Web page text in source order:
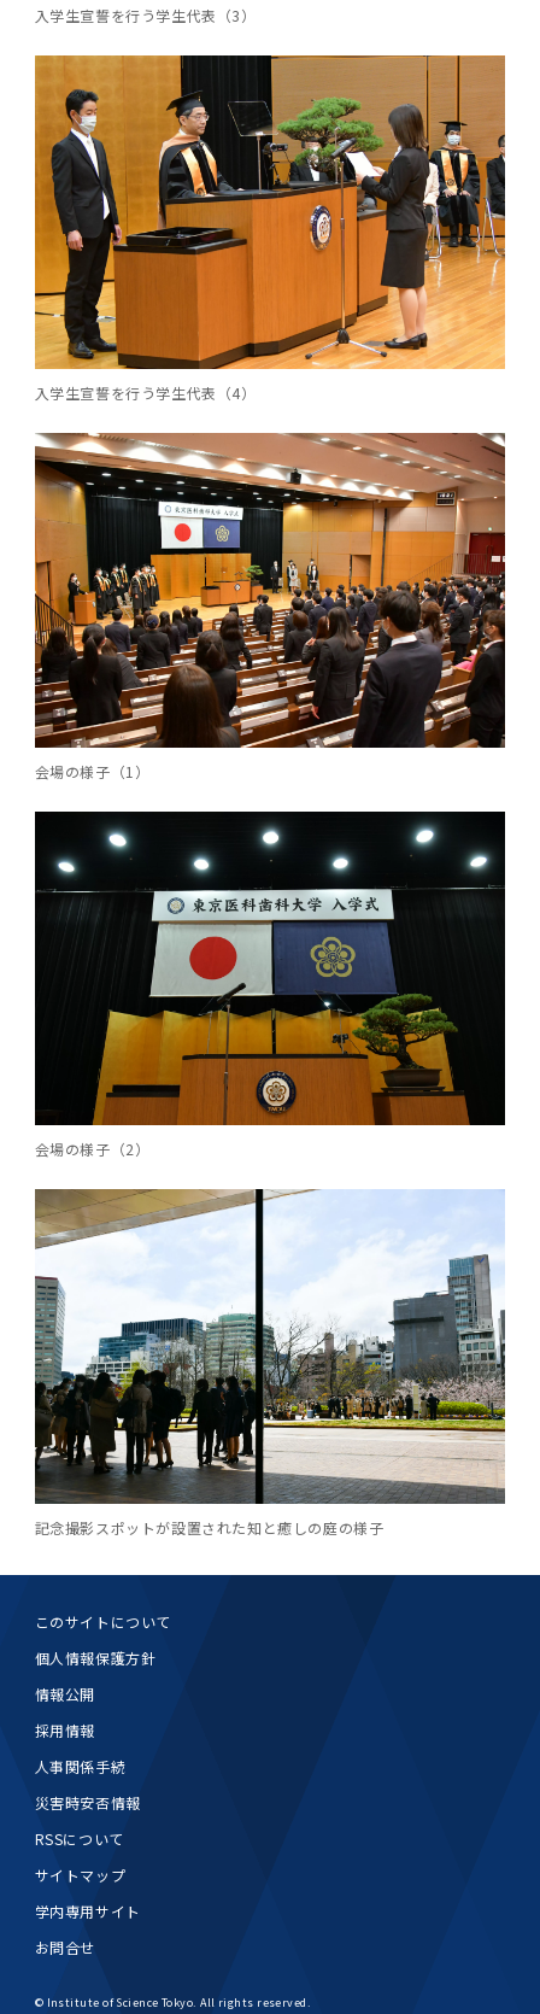
企業活動と医療機関等の透明性ガイドライン
2013年 （PDF：6.4MB）
2017年度
2016年度
2015年度
2014年度
2013年度
2012年度
2011年度
科目評価（旧 科目別アンケート）
教学IR 業績・活動
アクティブラーニング教室・情報検索室
イマキク
情報システムポータル
お茶の水医学雑誌
入学生宣誓を行う学生代表（3）
入学生宣誓を行う学生代表（4）
会場の様子（1）
会場の様子（2）
記念撮影スポットが設置された知と癒しの庭の様子
このサイトについて
個人情報保護方針
情報公開
採用情報
人事関係手続
災害時安否情報
RSSについて
サイトマップ
学内専用サイト
お問合せ
© Institute of Science Tokyo. All rights reserved.